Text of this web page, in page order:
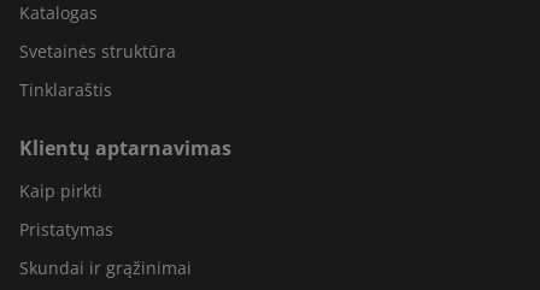
Katalogas
Svetainės struktūra
Tinklaraštis
Klientų aptarnavimas
Kaip pirkti
Pristatymas
Skundai ir grąžinimai